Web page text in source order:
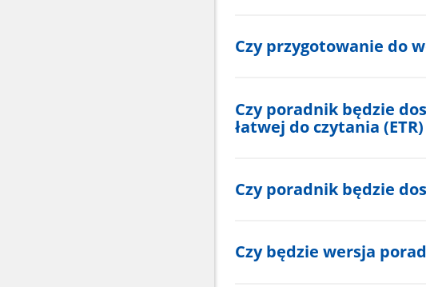
Czy przygotowanie do
Czy poradnik będzie
łatwej do czytania
Czy poradnik będzie
Czy będzie wersja